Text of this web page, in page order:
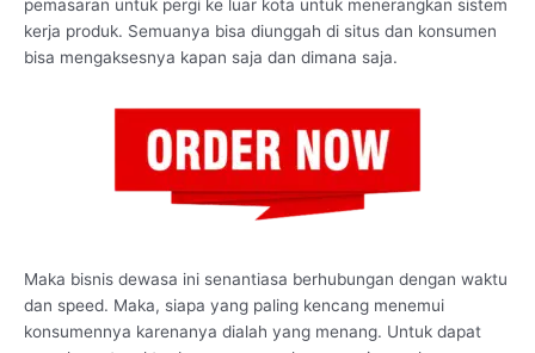
pemasaran untuk pergi ke luar kota untuk menerangkan sistem
kerja produk. Semuanya bisa diunggah di situs dan konsumen
bisa mengaksesnya kapan saja dan dimana saja.
Maka bisnis dewasa ini senantiasa berhubungan dengan waktu
dan speed. Maka, siapa yang paling kencang menemui
konsumennya karenanya dialah yang menang. Untuk dapat